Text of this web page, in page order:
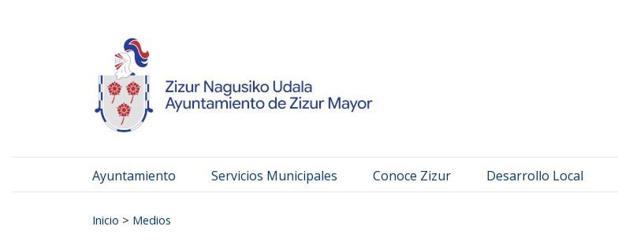
Ayuntamiento Servicios Municipales Conoce Zizur Desarrollo Local
Inicio > Medios